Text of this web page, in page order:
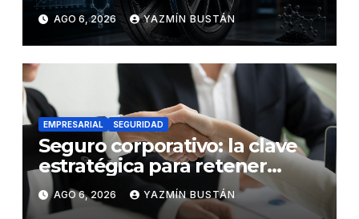
los neumáticos y redefinen el
futuro de la movilidad
AGO 6, 2026 YAZMÍN BUSTÁN
EMPRESARIAL SEGURIDAD
Seguro corporativo: la clave
estratégica para retener
talento en Ecuador
AGO 6, 2026 YAZMÍN BUSTÁN